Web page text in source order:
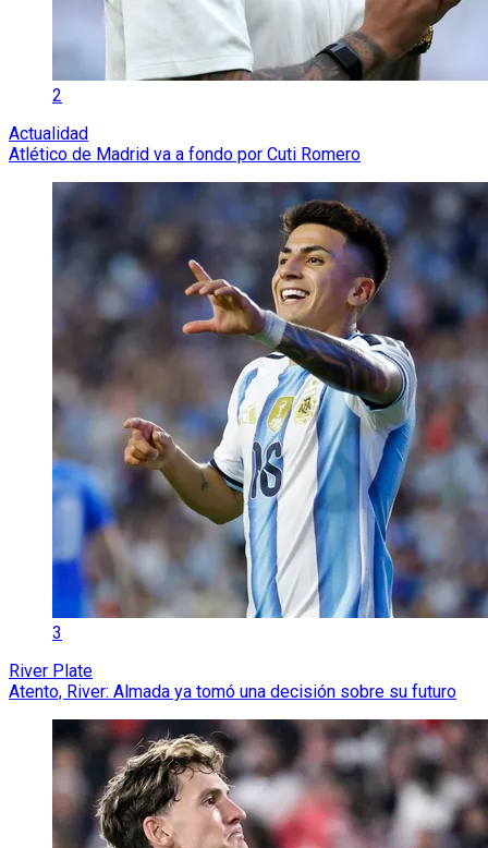
2
Actualidad
Atlético de Madrid va a fondo por Cuti Romero
3
River Plate
Atento, River: Almada ya tomó una decisión sobre su futuro